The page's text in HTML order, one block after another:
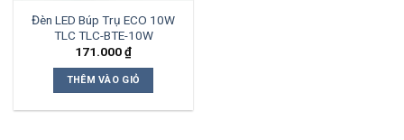
Đèn LED Búp Trụ ECO 10W
TLC TLC-BTE-10W
171.000₫
THÊM VÀO GIỎ